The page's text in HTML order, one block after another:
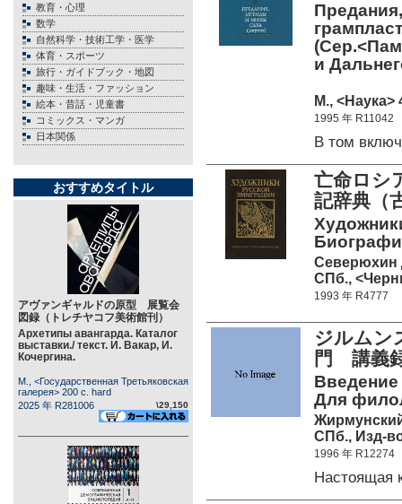
教育・心理
数学
自然科学・技術工学・医学
体育・スポーツ
旅行・ガイドブック・地図
趣味・生活・ファッション
絵本・昔話・児童書
コミックス・マンガ
日本関係
おすすめタイトル
アヴァンギャルドの原型 展覧会
図録（トレチヤコフ美術館刊）
Архетипы авангарда. Каталог
выставки./ текст. И. Вакар, И.
Кочергина.
М., <Государственная Третьяковская
галерея> 200 c. hard
2025 年 R281006
\29,150
и
М., <Наука>
1995 年 R11042
В том
亡命ロシ
記辞典（
Северюхин
СПб.,
1993 年 R4777
ジルムン
門 講義
Введение
Для
СПб., Изд-
1996 年 R12274
Настоящая